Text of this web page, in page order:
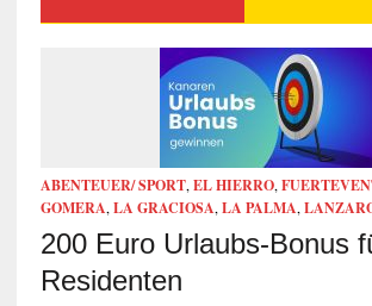
ABENTEUER/ SPORT, EL HIERRO,
GOMERA, LA GRACIOSA, LA PALMA,
200 Euro Urlaubs-Bonus
Residenten